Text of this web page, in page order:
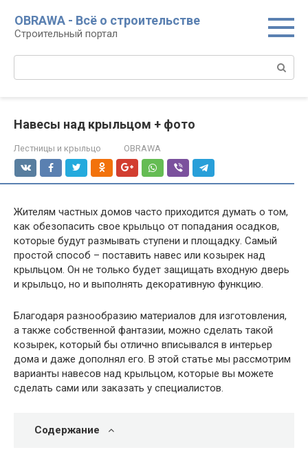
контенту
OBRAWA - Всё о строительстве
Строительный портал
Навесы над крыльцом + фото
Лестницы и крыльцо OBRAWA
Жителям частных домов часто приходится думать о том,
как обезопасить свое крыльцо от попадания осадков,
которые будут размывать ступени и площадку. Самый
простой способ – поставить навес или козырек над
крыльцом. Он не только будет защищать входную дверь
и крыльцо, но и выполнять декоративную функцию.
Благодаря разнообразию материалов для изготовления,
а также собственной фантазии, можно сделать такой
козырек, который бы отлично вписывался в интерьер
дома и даже дополнял его. В этой статье мы рассмотрим
варианты навесов над крыльцом, которые вы можете
сделать сами или заказать у специалистов.
Содержание